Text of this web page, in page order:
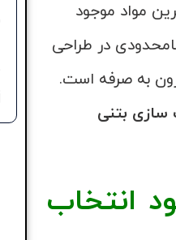
مواد موجود
در طراحی
به صرفه است.
بتنی
انتخاب